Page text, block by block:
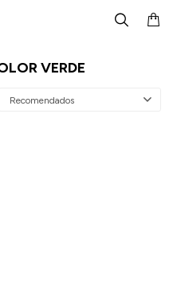
VERDE
Recomendados